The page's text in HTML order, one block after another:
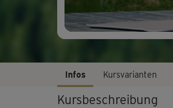
Infos Kursvarianten
Kursbeschreibung